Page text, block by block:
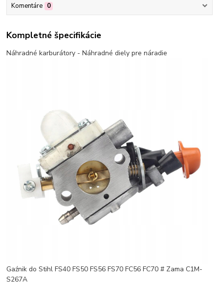
Komentáre 0
Kompletné špecifikácie
Náhradné karburátory - Náhradné diely pre náradie
Gaźnik do Stihl FS40 FS50 FS56 FS70 FC56 FC70 # Zama C1M-
S267A